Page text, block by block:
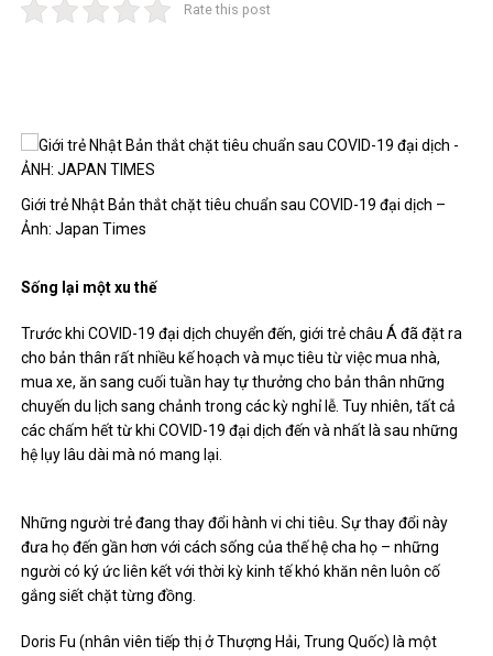
Rate this post
Giới trẻ Nhật Bản thắt chặt tiêu chuẩn sau COVID-19 đại dịch –
Ảnh: Japan Times
Sống lại một xu thế
Trước khi COVID-19 đại dịch chuyển đến, giới trẻ châu Á đã đặt ra
cho bản thân rất nhiều kế hoạch và mục tiêu từ việc mua nhà,
mua xe, ăn sang cuối tuần hay tự thưởng cho bản thân những
chuyến du lịch sang chảnh trong các kỳ nghỉ lễ. Tuy nhiên, tất cả
các chấm hết từ khi COVID-19 đại dịch đến và nhất là sau những
hệ lụy lâu dài mà nó mang lại.
Những người trẻ đang thay đổi hành vi chi tiêu. Sự thay đổi này
đưa họ đến gần hơn với cách sống của thế hệ cha họ – những
người có ký ức liên kết với thời kỳ kinh tế khó khăn nên luôn cố
gắng siết chặt từng đồng.
Doris Fu (nhân viên tiếp thị ở Thượng Hải, Trung Quốc) là một